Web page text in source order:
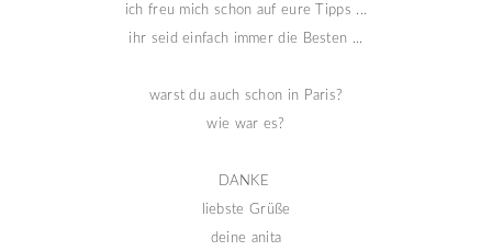
ich freu mich schon auf eure Tipps ...
ihr seid einfach immer die Besten ...
warst du auch schon in Paris?
wie war es?
DANKE
liebste Grüße
deine anita